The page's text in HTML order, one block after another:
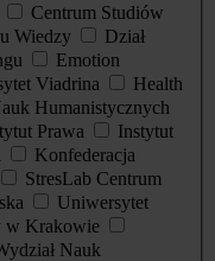
Centrum Studiów
Wiedzy
Dział
Emotion
Viadrina
Health
Humanistycznych
Prawa
Instytut
Konfederacja
StresLab Centrum
Uniwersytet
w Krakowie
Nauk